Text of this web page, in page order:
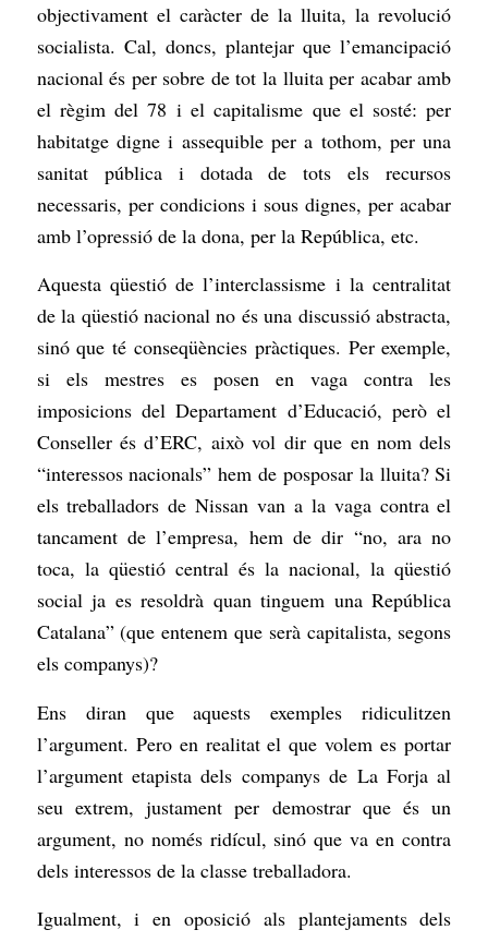
objectivament el caràcter de la lluita, la revolució
socialista. Cal, doncs, plantejar que l’emancipació
nacional és per sobre de tot la lluita per acabar amb
el règim del 78 i el capitalisme que el sosté: per
habitatge digne i assequible per a tothom, per una
sanitat pública i dotada de tots els recursos
necessaris, per condicions i sous dignes, per acabar
amb l’opressió de la dona, per la República, etc.
Aquesta qüestió de l’interclassisme i la centralitat
de la qüestió nacional no és una discussió abstracta,
sinó que té conseqüències pràctiques. Per exemple,
si els mestres es posen en vaga contra les
imposicions del Departament d’Educació, però el
Conseller és d’ERC, això vol dir que en nom dels
“interessos nacionals” hem de posposar la lluita? Si
els treballadors de Nissan van a la vaga contra el
tancament de l’empresa, hem de dir “no, ara no
toca, la qüestió central és la nacional, la qüestió
social ja es resoldrà quan tinguem una República
Catalana” (que entenem que serà capitalista, segons
els companys)?
Ens diran que aquests exemples ridiculitzen
l’argument. Pero en realitat el que volem es portar
l’argument etapista dels companys de La Forja al
seu extrem, justament per demostrar que és un
argument, no només ridícul, sinó que va en contra
dels interessos de la classe treballadora.
Igualment, i en oposició als plantejaments dels